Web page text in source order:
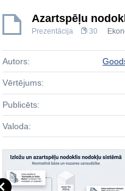
Azartspēļu
Prezentācija 30
Autors:
Vērtējums:
Publicēts:
Valoda: